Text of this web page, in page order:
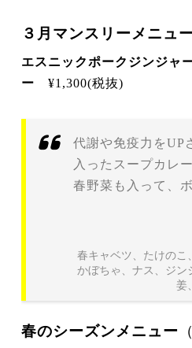
３月マンスリーメニュー
エスニックポークジンジャ
ー¥1,300(税抜)
代謝や免疫力をUP
入ったスープカレ
春野菜も入って、
春キャベツ、たけのこ
かぼちゃ、ナス、ジン
姜
春のシーズンメニュー